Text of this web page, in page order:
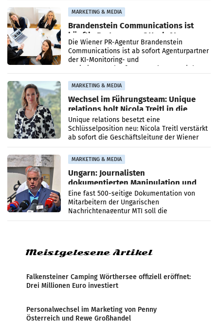
MARKETING & MEDIA
Brandenstein Communications ist
künftig Partner von OtterlyAI
Die Wiener PR-Agentur Brandenstein
Communications ist ab sofort Agenturpartner
der KI-Monitoring- und
Optimierungsplattform OtterlyAI. Damit baut
MARKETING & MEDIA
Wechsel im Führungsteam: Unique
relations holt Nicola Treitl in die
Geschäftsleitung
Unique relations besetzt eine
Schlüsselposition neu: Nicola Treitl verstärkt
ab sofort die Geschäftsleitung der Wiener
PR-Agentur an der Seite von Josef Kalina und
Anna Kalina-Mahr.
MARKETING & MEDIA
Ungarn: Journalisten
dokumentierten Manipulation und
Zensur
Eine fast 500-seitige Dokumentation von
Mitarbeitern der Ungarischen
Nachrichtenagentur MTI soll die
systematische Nachrichten-Manipulation und
Meistgelesene Artikel
Falkensteiner Camping Wörthersee offiziell eröffnet:
Drei Millionen Euro investiert
Personalwechsel im Marketing von Penny
Österreich und Rewe Großhandel